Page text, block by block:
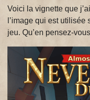
Voici la vignette que
l’image qui est
jeu. Qu’en pensez-